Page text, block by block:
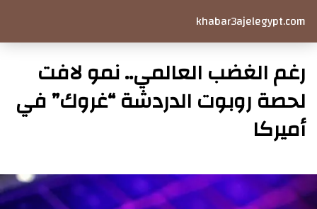
khabar3ajelegypt.com
رغم الغضب العالمي.. نمو لافت
لحصة روبوت الدردشة “غروك” في
أميركا